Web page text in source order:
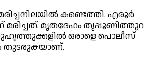
കണ്ടെത്തി. എരൂര്‍
മരിച്ചത്. മൃതദേഹം തൃപ്പൂണിത്തുറ
ഒരാളെ പൊലീസ്
തുടരുകയാണ്.